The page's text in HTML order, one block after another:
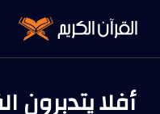
أفلا